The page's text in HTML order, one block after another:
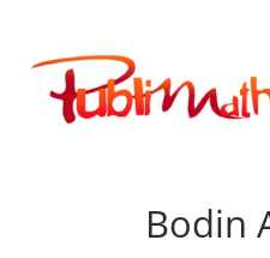
contenu
Publimath
Bodin